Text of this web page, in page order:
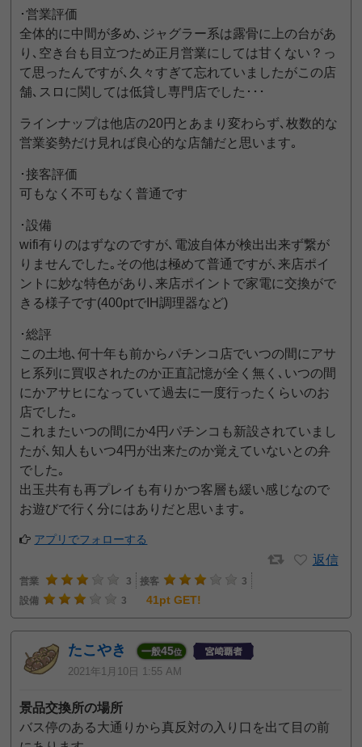
･営業評価
全体的に中間が多め､ジャグラー系は露骨に上の台があ
り､空き台も目立つため正月営業にしては甘くない？っ
て思ったんですが､久々すぎて忘れていましたがこの店
舗､スロに関しては低貸し専門店でした･･･
ラインナップは他店の20円とあまり変わらず､枚数的な
営業姿勢だけ見れば良心的な店舗だと思います｡
･接客評価
可もなく不可もなく普通です
･設備
wifi有りのはずなのですが､電波自体が検出出来ず繋が
りませんでした｡その他は極めて普通ですが､来店ポイ
ントに妙な特色があり､来店ポイントで家電に交換がで
きる様子です(400ptでIH調理器など)
･総評
この土地､何十年も前からパチンコ店でいつの間にアサ
ヒ系列に買収されたのか正直記憶が全く無く､いつの間
にかアサヒになっていて過去に一度行ったくらいのお
店でした｡
これまたいつの間にか4円パチンコも新設されていまし
たが､知人もいつ4円が出来たのか覚えていないとの弁
でした｡
出玉共有も再プレイも有りかつ客層も緩い感じなので
お遊びで行く分にはありだと思います｡
アプリでフォローする
返信
営業 3 接客
3
設備
3 41pt GET!
たこやき 一般45位
2021年1月10日 1:55 AM
景品交換所の場所
バス停のある大通りから真反対の入り口を出て目の前